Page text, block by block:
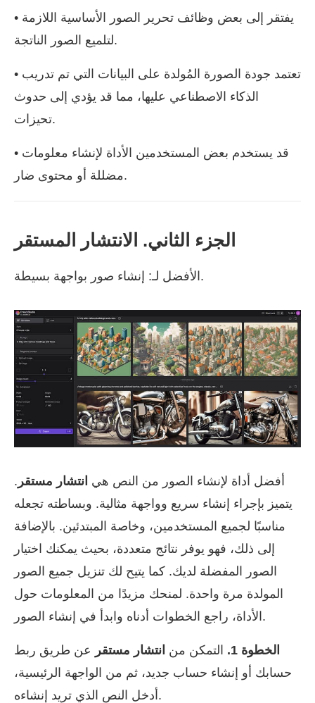
• يفتقر إلى بعض وظائف تحرير الصور الأساسية اللازمة
لتلميع الصور الناتجة.
• تعتمد جودة الصورة المُولدة على البيانات التي تم تدريب
الذكاء الاصطناعي عليها، مما قد يؤدي إلى حدوث
تحيزات.
• قد يستخدم بعض المستخدمين الأداة لإنشاء معلومات
مضللة أو محتوى ضار.
الجزء الثاني. الانتشار المستقر
الأفضل لـ: إنشاء صور بواجهة بسيطة.
أفضل أداة لإنشاء الصور من النص هي انتشار مستقر .
يتميز بإجراء إنشاء سريع وواجهة مثالية. وبساطته تجعله
مناسبًا لجميع المستخدمين، وخاصة المبتدئين. بالإضافة
إلى ذلك، فهو يوفر نتائج متعددة، بحيث يمكنك اختيار
الصور المفضلة لديك. كما يتيح لك تنزيل جميع الصور
المولدة مرة واحدة. لمنحك مزيدًا من المعلومات حول
الأداة، راجع الخطوات أدناه وابدأ في إنشاء الصور.
الخطوة 1. التمكن من انتشار مستقر عن طريق ربط
حسابك أو إنشاء حساب جديد، ثم من الواجهة الرئيسية،
أدخل النص الذي تريد إنشاءه.